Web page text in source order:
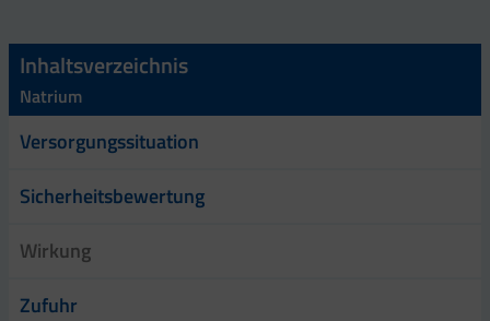
Inhaltsverzeichnis
Natrium
Versorgungssituation
Sicherheitsbewertung
Wirkung
Zufuhr